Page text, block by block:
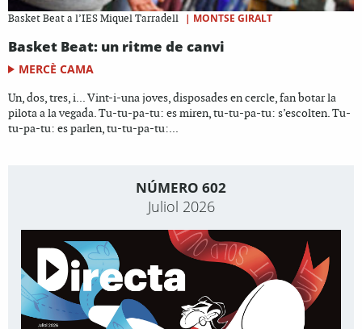
Basket Beat a l’IES Miquel Tarradell | MONTSE GIRALT
Basket Beat: un ritme de canvi
MERCÈ CAMA
Un, dos, tres, i... Vint-i-una joves, disposades en cercle, fan botar la
pilota a la vegada. Tu-tu-pa-tu: es miren, tu-tu-pa-tu: s’escolten. Tu-
tu-pa-tu: es parlen, tu-tu-pa-tu:...
NÚMERO 602
Juliol 2026